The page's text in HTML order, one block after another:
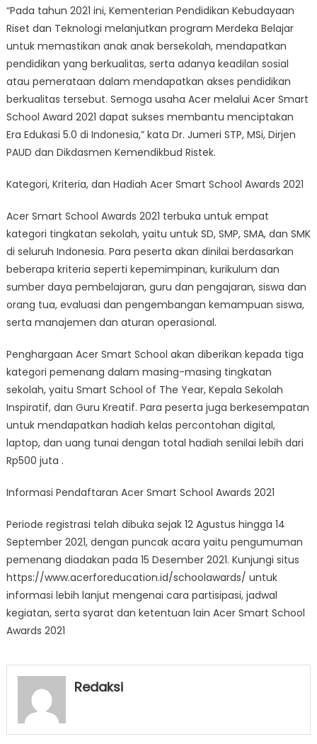
“Pada tahun 2021 ini, Kementerian Pendidikan Kebudayaan
Riset dan Teknologi melanjutkan program Merdeka Belajar
untuk memastikan anak anak bersekolah, mendapatkan
pendidikan yang berkualitas, serta adanya keadilan sosial
atau pemerataan dalam mendapatkan akses pendidikan
berkualitas tersebut. Semoga usaha Acer melalui Acer Smart
School Award 2021 dapat sukses membantu menciptakan
Era Edukasi 5.0 di Indonesia,” kata Dr. Jumeri STP, MSi, Dirjen
PAUD dan Dikdasmen Kemendikbud Ristek.
Kategori, Kriteria, dan Hadiah Acer Smart School Awards 2021
Acer Smart School Awards 2021 terbuka untuk empat
kategori tingkatan sekolah, yaitu untuk SD, SMP, SMA, dan SMK
di seluruh Indonesia. Para peserta akan dinilai berdasarkan
beberapa kriteria seperti kepemimpinan, kurikulum dan
sumber daya pembelajaran, guru dan pengajaran, siswa dan
orang tua, evaluasi dan pengembangan kemampuan siswa,
serta manajemen dan aturan operasional.
Penghargaan Acer Smart School akan diberikan kepada tiga
kategori pemenang dalam masing-masing tingkatan
sekolah, yaitu Smart School of The Year, Kepala Sekolah
Inspiratif, dan Guru Kreatif. Para peserta juga berkesempatan
untuk mendapatkan hadiah kelas percontohan digital,
laptop, dan uang tunai dengan total hadiah senilai lebih dari
Rp500 juta .
Informasi Pendaftaran Acer Smart School Awards 2021
Periode registrasi telah dibuka sejak 12 Agustus hingga 14
September 2021, dengan puncak acara yaitu pengumuman
pemenang diadakan pada 15 Desember 2021. Kunjungi situs
https://www.acerforeducation.id/schoolawards/ untuk
informasi lebih lanjut mengenai cara partisipasi, jadwal
kegiatan, serta syarat dan ketentuan lain Acer Smart School
Awards 2021
Redaksi